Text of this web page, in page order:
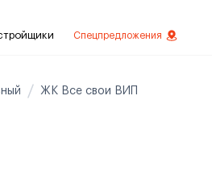
Спецпредложения
ЖК Все свои ВИП